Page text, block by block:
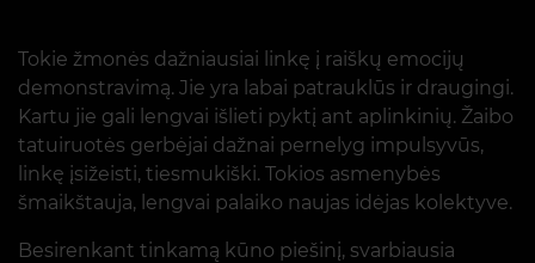
Tokie žmonės dažniausiai linkę į raiškų emocijų
demonstravimą. Jie yra labai patrauklūs ir draugingi.
Kartu jie gali lengvai išlieti pyktį ant aplinkinių. Žaibo
tatuiruotės gerbėjai dažnai pernelyg impulsyvūs,
linkę įsižeisti, tiesmukiški. Tokios asmenybės
šmaikštauja, lengvai palaiko naujas idėjas kolektyve.
Besirenkant tinkamą kūno piešinį, svarbiausia